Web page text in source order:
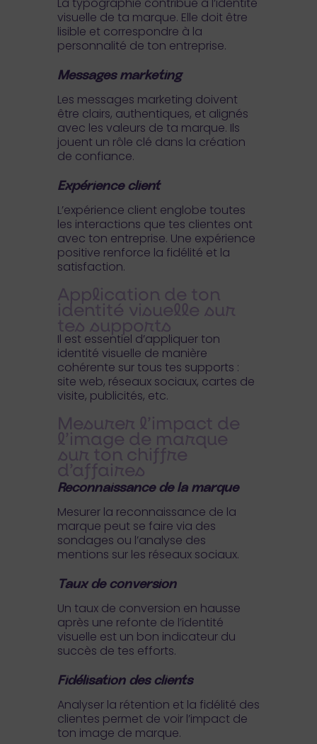
La typographie contribue à l’identité
visuelle de ta marque. Elle doit être
lisible et correspondre à la
personnalité de ton entreprise.
Messages marketing
Les messages marketing doivent
être clairs, authentiques, et alignés
avec les valeurs de ta marque. Ils
jouent un rôle clé dans la création
de confiance.
Expérience client
L’expérience client englobe toutes
les interactions que tes clientes ont
avec ton entreprise. Une expérience
positive renforce la fidélité et la
satisfaction.
Application de ton
identité visuelle sur
tes supports
Il est essentiel d’appliquer ton
identité visuelle de manière
cohérente sur tous tes supports :
site web, réseaux sociaux, cartes de
visite, publicités, etc.
Mesurer l’impact de
l’image de marque
sur ton chiffre
d’affaires
Reconnaissance de la marque
Mesurer la reconnaissance de la
marque peut se faire via des
sondages ou l’analyse des
mentions sur les réseaux sociaux.
Taux de conversion
Un taux de conversion en hausse
après une refonte de l’identité
visuelle est un bon indicateur du
succès de tes efforts.
Fidélisation des clients
Analyser la rétention et la fidélité des
clientes permet de voir l’impact de
ton image de marque.